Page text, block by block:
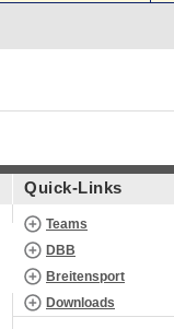
Quick-Links
Teams
DBB
Breitensport
Downloads